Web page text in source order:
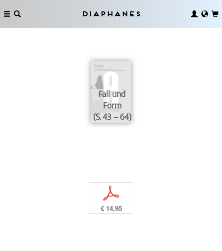
Diaphanes
Fall und
Form
(S. 43 – 64)
p
€ 14,95